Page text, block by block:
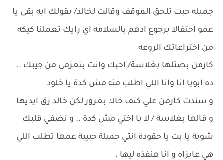
جميله حبت تلحق الموقف وقالت لخالد/ بقولك ايه بقى يا
عمو احتفالا برجوع ادهم بالسلامه اي رايك تعملنا كيكه
من اختراعاتك الروعه
كارمن بصتلها بغلاسة/ احبك وانت بتعزمي من جيبك ..
ده ابويا انا وانا اللي اطلب منه مش كدة يا خلود
و سندت كارمن علي كتف خالد بغرور لكن خالد زق ايديها
و قالها بغلاسة / لا يا اختي مش كدة .. و نضفي قلبك
شوية يا بت يا حقودة انتي جميلة حبيبة عمها تطلب اللي
هي عايزاه و انا هنفذه ليها .